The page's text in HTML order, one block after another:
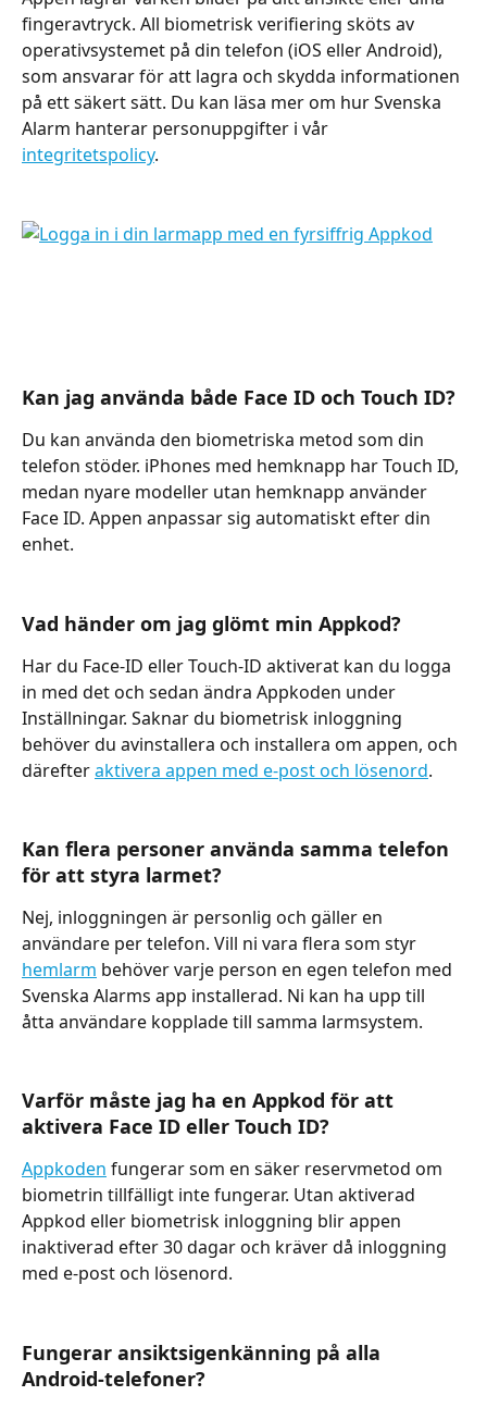
fingeravtryck. All biometrisk verifiering sköts av
operativsystemet på din telefon (iOS eller Android),
som ansvarar för att lagra och skydda informationen
på ett säkert sätt. Du kan läsa mer om hur Svenska
Alarm hanterar personuppgifter i vår
integritetspolicy.
Kan jag använda både Face ID och Touch ID?
Du kan använda den biometriska metod som din
telefon stöder. iPhones med hemknapp har Touch ID,
medan nyare modeller utan hemknapp använder
Face ID. Appen anpassar sig automatiskt efter din
enhet.
Vad händer om jag glömt min Appkod?
Har du Face-ID eller Touch-ID aktiverat kan du logga
in med det och sedan ändra Appkoden under
Inställningar. Saknar du biometrisk inloggning
behöver du avinstallera och installera om appen, och
därefter aktivera appen med e-post och lösenord.
Kan flera personer använda samma telefon
för att styra larmet?
Nej, inloggningen är personlig och gäller en
användare per telefon. Vill ni vara flera som styr
hemlarm behöver varje person en egen telefon med
Svenska Alarms app installerad. Ni kan ha upp till
åtta användare kopplade till samma larmsystem.
Varför måste jag ha en Appkod för att
aktivera Face ID eller Touch ID?
Appkoden fungerar som en säker reservmetod om
biometrin tillfälligt inte fungerar. Utan aktiverad
Appkod eller biometrisk inloggning blir appen
inaktiverad efter 30 dagar och kräver då inloggning
med e-post och lösenord.
Fungerar ansiktsigenkänning på alla
Android-telefoner?